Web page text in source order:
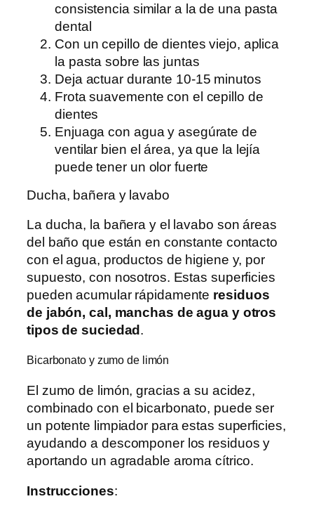
consistencia similar a la de una pasta
dental
Con un cepillo de dientes viejo, aplica
la pasta sobre las juntas
Deja actuar durante 10-15 minutos
Frota suavemente con el cepillo de
dientes
Enjuaga con agua y asegúrate de
ventilar bien el área, ya que la lejía
puede tener un olor fuerte
Ducha, bañera y lavabo
La ducha, la bañera y el lavabo son áreas
del baño que están en constante contacto
con el agua, productos de higiene y, por
supuesto, con nosotros. Estas superficies
pueden acumular rápidamente residuos
de jabón, cal, manchas de agua y otros
tipos de suciedad.
Bicarbonato y zumo de limón
El zumo de limón, gracias a su acidez,
combinado con el bicarbonato, puede ser
un potente limpiador para estas superficies,
ayudando a descomponer los residuos y
aportando un agradable aroma cítrico.
Instrucciones: